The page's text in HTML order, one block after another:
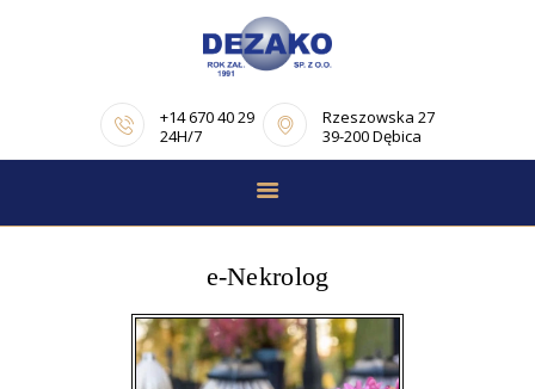
+14 670 40 29
24H/7
Rzeszowska 27
39-200 Dębica
STRONA GŁÓWNA
OFERTA
PORADNIK
POGRZEBOWY
e-Nekrolog